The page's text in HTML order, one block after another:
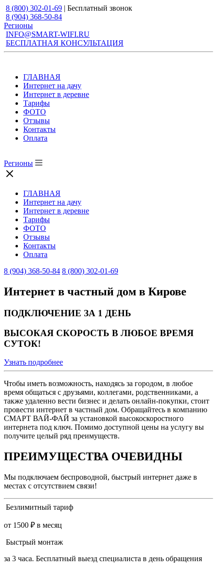
8 (800) 302-01-69 | Бесплатный звонок
8 (904) 368-50-84
Регионы
INFO@SMART-WIFI.RU
БЕСПЛАТНАЯ КОНСУЛЬТАЦИЯ
ГЛАВНАЯ
Интернет на дачу
Интернет в деревне
Тарифы
ФОТО
Отзывы
Контакты
Оплата
Регионы
ГЛАВНАЯ
Интернет на дачу
Интернет в деревне
Тарифы
ФОТО
Отзывы
Контакты
Оплата
8 (904) 368-50-84 8 (800) 302-01-69
Интернет в частный дом в Кирове
ПОДКЛЮЧЕНИЕ ЗА 1 ДЕНЬ
ВЫСОКАЯ СКОРОСТЬ В ЛЮБОЕ ВРЕМЯ
СУТОК!
Узнать подробнее
Чтобы иметь возможность, находясь за городом, в любое
время общаться с друзьями, коллегами, родственниками, а
также удаленно вести бизнес и делать онлайн-покупки, стоит
провести интернет в частный дом. Обращайтесь в компанию
СМАРТ ВАЙ-ФАЙ за установкой высокоскоростного
интернета под ключ. Помимо доступной цены на услугу вы
получите целый ряд преимуществ.
ПРЕИМУЩЕСТВА ОЧЕВИДНЫ
Мы подключаем беспроводной, быстрый интернет даже в
местах с отсутствием связи!
Безлимитный тариф
от 1500 ₽ в месяц
Быстрый монтаж
за 3 часа. Бесплатный выезд специалиста в день обращения